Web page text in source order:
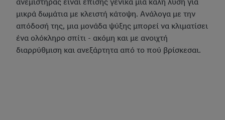
μικρά δωμάτια με κλειστή κάτοψη. Ανάλογα με την
απόδοσή της, μια μονάδα ψύξης μπορεί να κλιματίσει
ένα ολόκληρο σπίτι - ακόμη και με ανοιχτή
διαρρύθμιση και ανεξάρτητα από το πού βρίσκεσαι.